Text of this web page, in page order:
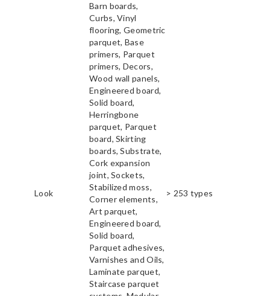
Look
Barn boards,
Curbs, Vinyl
flooring, Geometric
parquet, Base
primers, Parquet
primers, Decors,
Wood wall panels,
Engineered board,
Solid board,
Herringbone
parquet, Parquet
board, Skirting
boards, Substrate,
Cork expansion
joint, Sockets,
Stabilized moss,
Corner elements,
Art parquet,
Engineered board,
Solid board,
Parquet adhesives,
Varnishes and Oils,
Laminate parquet,
Staircase parquet
> 253 types